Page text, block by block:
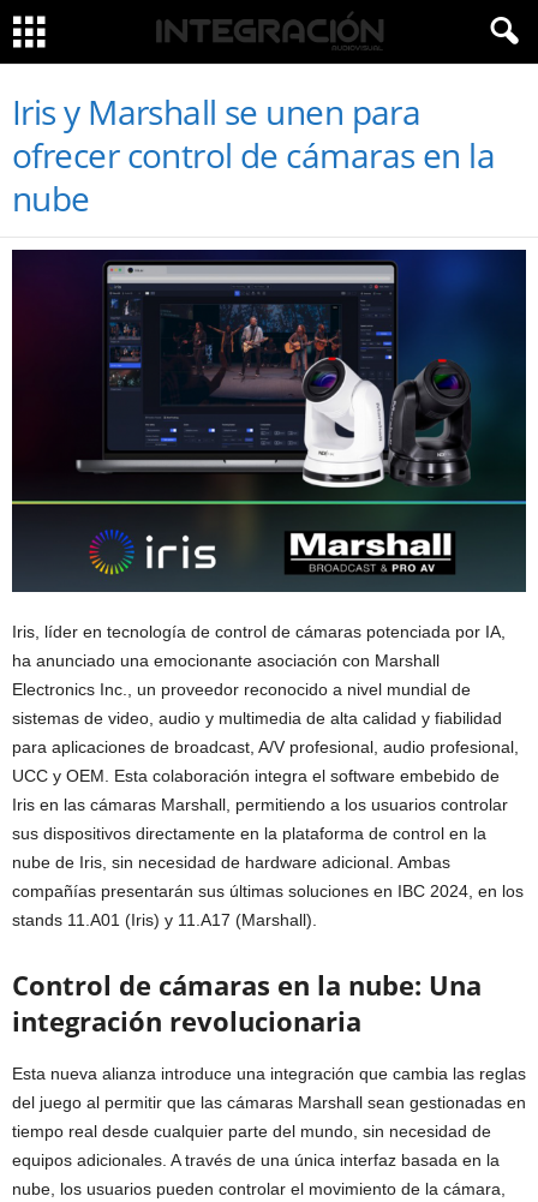
Iris y Marshall se unen para
ofrecer control de cámaras en la
nube
Iris, líder en tecnología de control de cámaras potenciada por IA,
ha anunciado una emocionante asociación con Marshall
Electronics Inc., un proveedor reconocido a nivel mundial de
sistemas de video, audio y multimedia de alta calidad y fiabilidad
para aplicaciones de broadcast, A/V profesional, audio profesional,
UCC y OEM. Esta colaboración integra el software embebido de
Iris en las cámaras Marshall, permitiendo a los usuarios controlar
sus dispositivos directamente en la plataforma de control en la
nube de Iris, sin necesidad de hardware adicional. Ambas
compañías presentarán sus últimas soluciones en IBC 2024, en los
stands 11.A01 (Iris) y 11.A17 (Marshall).
Control de cámaras en la nube: Una
integración revolucionaria
Esta nueva alianza introduce una integración que cambia las reglas
del juego al permitir que las cámaras Marshall sean gestionadas en
tiempo real desde cualquier parte del mundo, sin necesidad de
equipos adicionales. A través de una única interfaz basada en la
nube, los usuarios pueden controlar el movimiento de la cámara,